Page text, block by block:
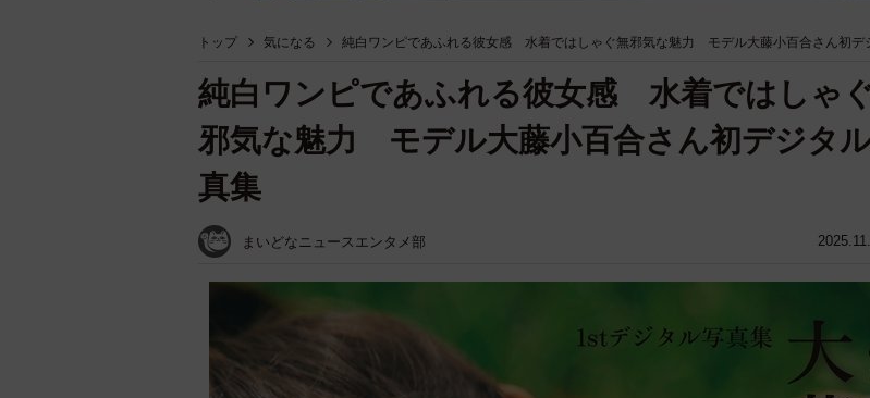
トップ 気になる 純白ワンピであふれる彼女感 水着ではしゃぐ無邪気な魅力 モデル大藤小百合さん初デ
純白ワンピであふれる彼女感 水着ではしゃ
邪気な魅力 モデル大藤小百合さん初デジタ
真集
まいどなニュースエンタメ部